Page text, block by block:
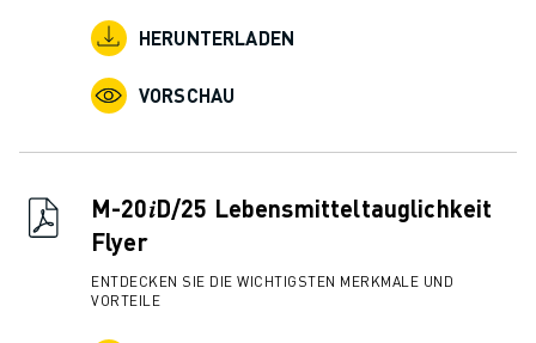
HERUNTERLADEN
VORSCHAU
M-20𝑖D/25 Lebensmitteltauglichkeit
Flyer
ENTDECKEN SIE DIE WICHTIGSTEN MERKMALE UND
VORTEILE